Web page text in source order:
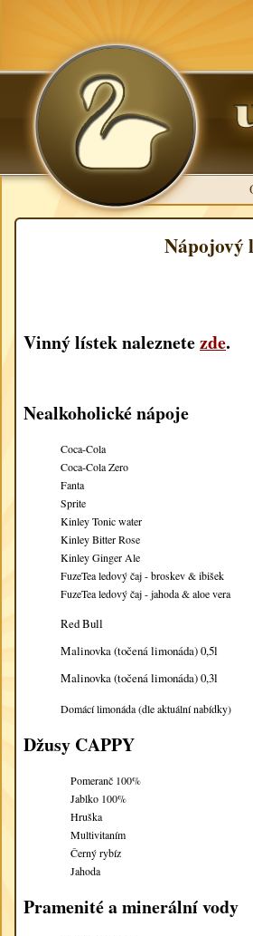
Nápojový
Vinný lístek naleznetezde.
Nealkoholické nápoje
Coca-Cola
Coca-Cola Zero
Fanta
Sprite
Kinley Tonic water
Kinley Bitter Rose
Kinley Ginger Ale
FuzeTea ledový čaj - broskev & ibišek
FuzeTea ledový čaj - jahoda & aloe vera
Red Bull
Malinovka (točená limonáda) 0,5l
Malinovka (točená limonáda) 0,3l
Domácí limonáda (dle aktuální nabídky)
Džusy CAPPY
Pomeranč 100%
Jablko 100%
Hruška
Multivitaním
Černý rybíz
Jahoda
Pramenité a minerální vody